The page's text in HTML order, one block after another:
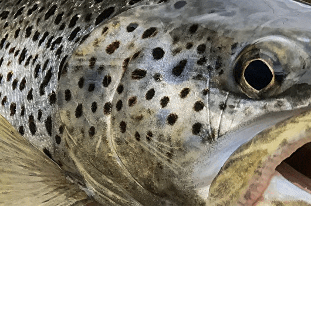
Exporter les lignes sélectionnées
Exporter toutes les colonnes
Exporter uniquement les colonnes affichées
Menu
<
>
Sauvegarde et préservation
Génétique
Pisciculture
Ecloserie
?>
Images de la page d'accueil
Cliquez pour éditer